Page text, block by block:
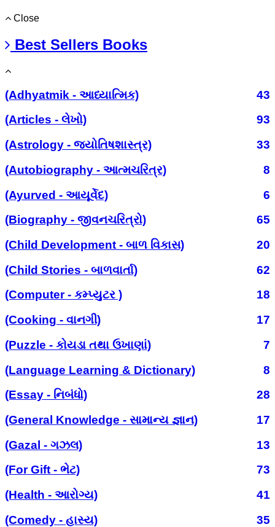
Close
Best Sellers Books
(Adhyatmik - આધ્યાત્મિક)
43
(Articles - લેખો)
93
(Astrology - જ્યોતિષશાસ્ત્ર)
33
(Autobiography - આત્મચરિત્ર)
8
(Ayurved - આયૂર્વેદ)
6
(Biography - જીવનચરિત્રો)
65
(Child Development - બાળ વિકાસ)
20
(Child Stories - બાળવાર્તા)
62
(Computer - કમ્પ્યુટર )
18
(Cooking - વાનગી)
17
(Puzzle - કોયડા તથા ઉખાણાં)
7
(Language Learning & Dictionary)
8
(Essay - નિબંધો)
28
(General Knowledge - સામાન્ય જ્ઞાન)
17
(Gazal - ગઝલ)
13
(For Gift - ભેટ)
73
(Health - આરોગ્ય)
41
(Comedy - હાસ્ય)
35